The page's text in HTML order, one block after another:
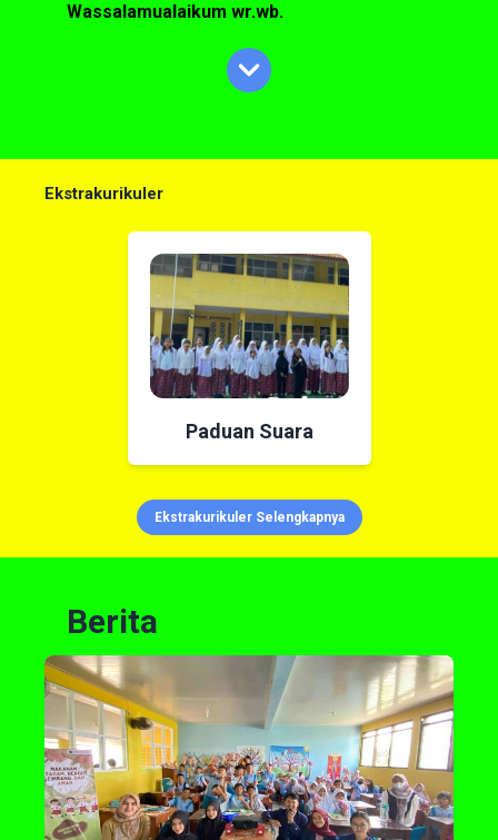
Wassalamualaikum wr.wb.
Ekstrakurikuler
Paduan Suara
Ekstrakurikuler Selengkapnya
Berita